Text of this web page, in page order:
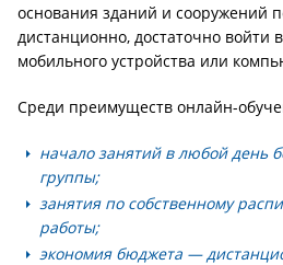
основания зданий и сооружений
дистанционно, достаточно войти
мобильного устройства или
Среди преимуществ онлайн-
начало занятий в любой день
группы;
занятия по собственному
работы;
экономия бюджета —